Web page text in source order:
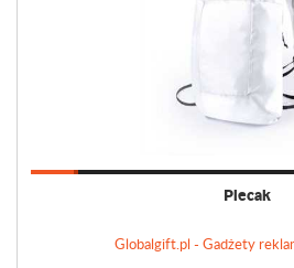
Plecak
Globalgift.pl - Gadżety